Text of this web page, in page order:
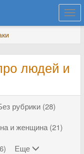
людей и
рубрики (28)
и женщина (21)
Еще